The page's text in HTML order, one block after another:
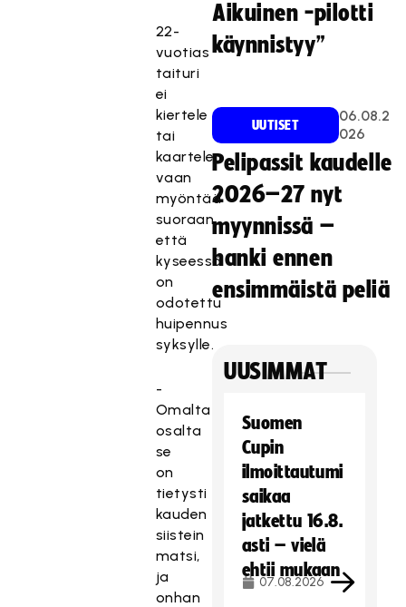
22-
vuotias
taituri
ei
kiertele
tai
kaartele,
vaan
myöntää
suoraan,
että
kyseessä
on
odotettu
huipennus
syksylle.
-
Omalta
osalta
se
on
tietysti
kauden
siistein
matsi,
ja
onhan
Aikuinen -pilotti
käynnistyy”
UUTISET
06.08.2
026
Pelipassit kaudelle
2026–27 nyt
myynnissä –
hanki ennen
ensimmäistä peliä
UUSIMMAT
Suomen
Cupin
ilmoittautumi
saikaa
jatkettu 16.8.
asti – vielä
ehtii mukaan
07.08.2026